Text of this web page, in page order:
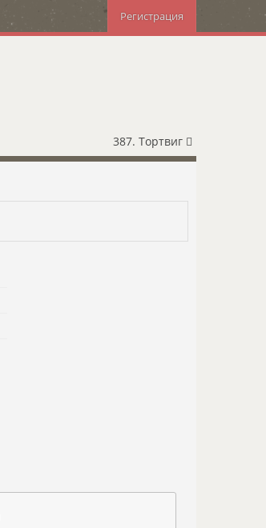
Регистрация
387. Тортвиг